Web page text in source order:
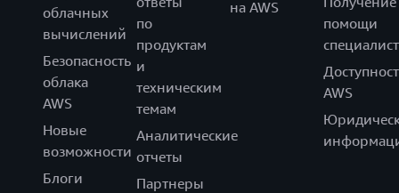
облачных
вычислений
Безопасность
облака
AWS
Новые
возможности
Блоги
по
продуктам
и
техническим
темам
Аналитические
отчеты
Партнеры
на AWS
помощи
AWS